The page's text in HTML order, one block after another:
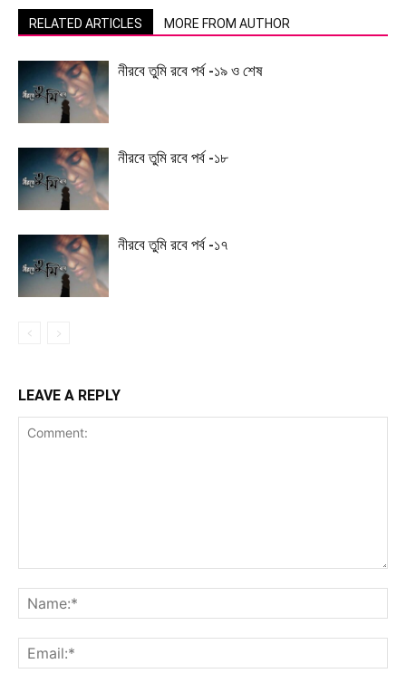
RELATED ARTICLES MORE FROM AUTHOR
নীরবে তুমি রবে পর্ব -১৯ ও শেষ
নীরবে তুমি রবে পর্ব -১৮
নীরবে তুমি রবে পর্ব -১৭
LEAVE A REPLY